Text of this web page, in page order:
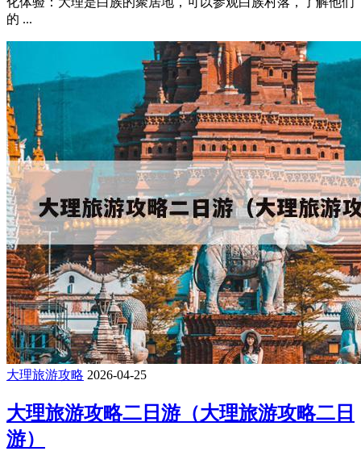
的 ...
大理旅游攻略 2026-04-25
大理旅游攻略二日游（大理旅游攻略二日
游）